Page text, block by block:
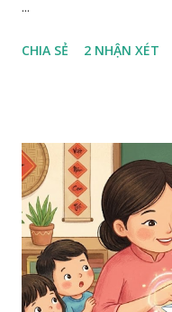
...
CHIA SẺ 2 NHẬN XÉT